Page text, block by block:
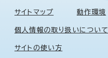
サイトマップ 動作環境
個人情報の取り扱いについて
サイトの使い方